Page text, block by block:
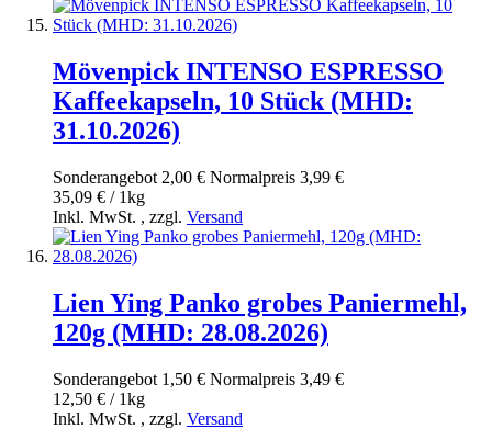
Mövenpick INTENSO ESPRESSO
Kaffeekapseln, 10 Stück (MHD:
31.10.2026)
Sonderangebot 2,00 € Normal­preis 3,99 €
35,09 € / 1kg
Inkl. MwSt. , zzgl. Versand
Lien Ying Panko grobes Paniermehl,
120g (MHD: 28.08.2026)
Sonderangebot 1,50 € Normal­preis 3,49 €
12,50 € / 1kg
Inkl. MwSt. , zzgl. Versand